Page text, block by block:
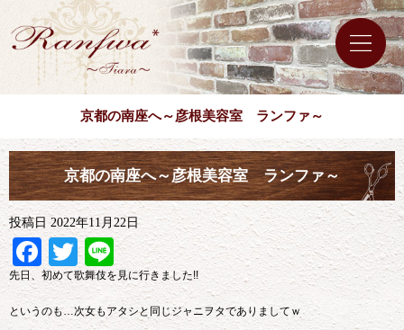
京都の南座へ～彦根美容室 ランファ～
京都の南座へ～彦根美容室 ランファ～
投稿日 2022年11月22日
Facebook
Twitter
Line
先日、初めて歌舞伎を見に行きました!!
というのも…次女もアタシと同じジャニヲタでありましてｗ